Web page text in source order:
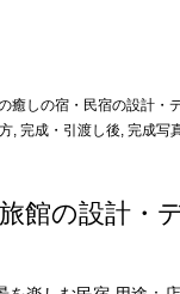
癒しの宿・民宿の設計・
, 完成・引渡し後 完成写
館の設計・